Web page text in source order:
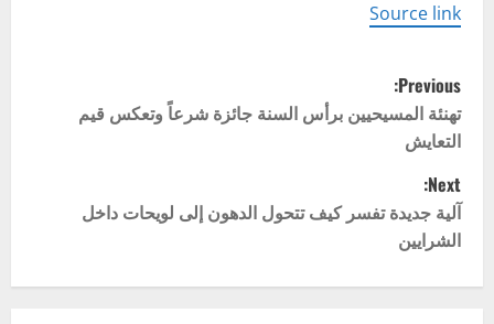
Source link
P
o
s
t
n
Previous:
تهنئة المسيحيين برأس السنة جائزة شرعاً وتعكس قيم
التعايش
Next:
آلية جديدة تفسر كيف تتحول الدهون إلى لويحات داخل
الشرايين